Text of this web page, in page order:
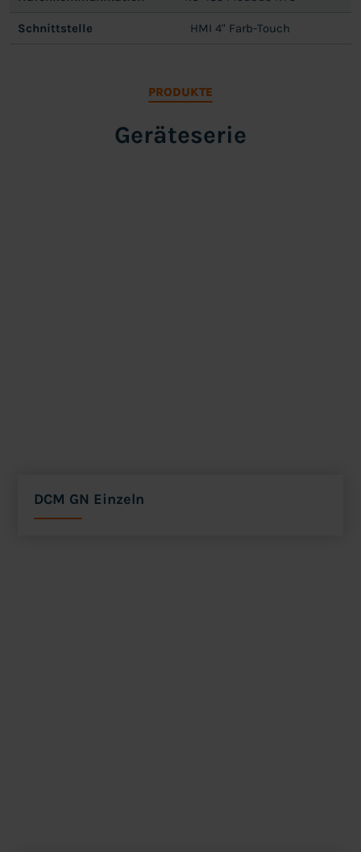
Schnittstelle HMI 4" Farb-Touch
PRODUKTE
Geräteserie
DCM GN Einzeln